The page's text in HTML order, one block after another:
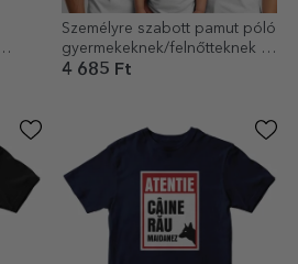
Személyre szabott pamut póló
gyermekeknek/felnőtteknek -
Ctrl C, Ctrl V
4 685 Ft